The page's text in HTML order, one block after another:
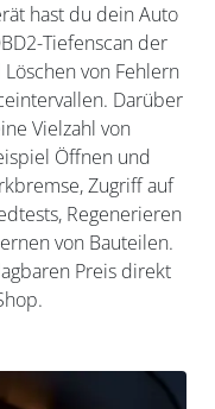
hast du dein Auto
Tiefenscan der
von Fehlern
Darüber
Vielzahl von
Öffnen und
Zugriff auf
Regenerieren
von Bauteilen.
Preis direkt